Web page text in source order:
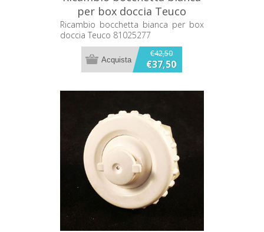
per box doccia Teuco
81025277
Ricambio bocchetta bianca per box
doccia Teuco 81025277
€42,50
€37,50